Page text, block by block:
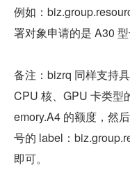
例如：
署对象申请的是 A30 型
备注：bizrq 同样支持
CPU 核、GPU 卡类型
emory.A4 的额度，然
号的 label：
即可。